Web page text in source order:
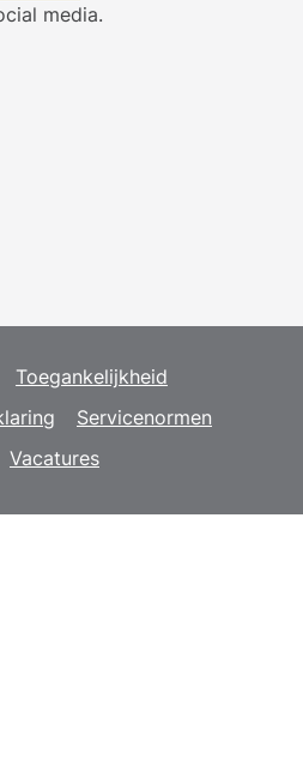
media.
Toegankelijkheid
Servicenormen
Vacatures